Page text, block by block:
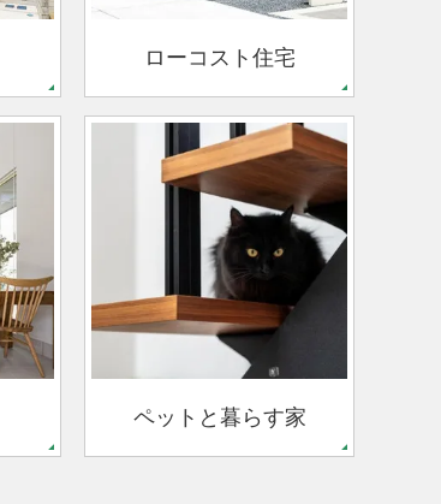
ローコスト住宅
ペットと暮らす家